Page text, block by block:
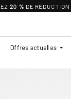
20 % DE RÉDUCTION
Offres actuelles